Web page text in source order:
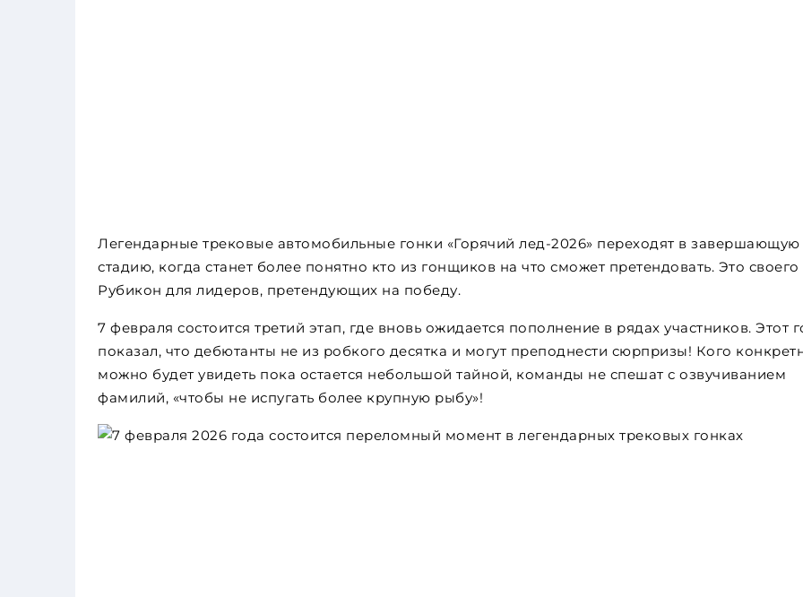
Легендарные трековые автомобильные гонки «Горячий лед-2026» переходят в завершающую
стадию, когда станет более понятно кто из гонщиков на что сможет претендовать. Это
Рубикон для лидеров, претендующих на победу.
7 февраля состоится третий этап, где вновь ожидается пополнение в рядах участников. Этот
показал, что дебютанты не из робкого десятка и могут преподнести сюрпризы! Кого
можно будет увидеть пока остается небольшой тайной, команды не спешат с озвучиванием
фамилий, «чтобы не испугать более крупную рыбу»!